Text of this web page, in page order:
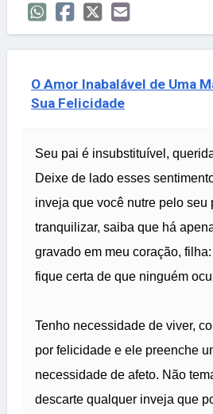
O Amor Inabalável de Uma
Sua Felicidade
Seu pai é insubstituível,
Deixe de lado esses
inveja que você nutre pelo seu
tranquilizar, saiba que há
gravado em meu coração,
fique certa de que ninguém
Tenho necessidade de viver,
por felicidade e ele preenche
necessidade de afeto. Não
descarte qualquer inveja que